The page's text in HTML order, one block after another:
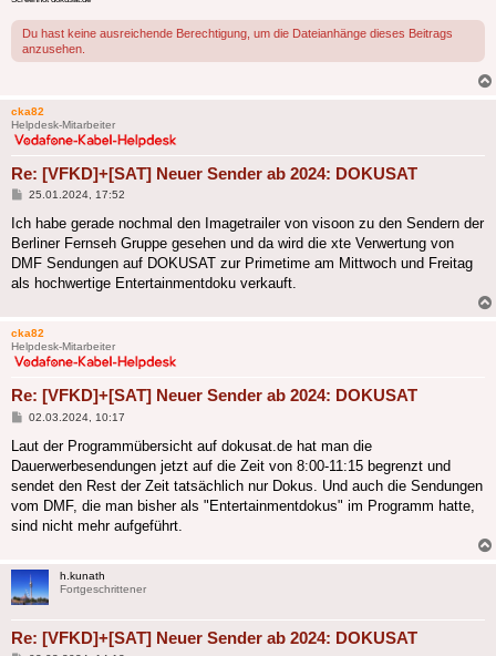
Du hast keine ausreichende Berechtigung, um die Dateianhänge dieses Beitrags
anzusehen.
cka82
Helpdesk-Mitarbeiter
Re: [VFKD]+[SAT] Neuer Sender ab 2024: DOKUSAT
Beitrag
25.01.2024, 17:52
Ich habe gerade nochmal den Imagetrailer von visoon zu den Sendern der
Berliner Fernseh Gruppe gesehen und da wird die xte Verwertung von
DMF Sendungen auf DOKUSAT zur Primetime am Mittwoch und Freitag
als hochwertige Entertainmentdoku verkauft.
cka82
Helpdesk-Mitarbeiter
Re: [VFKD]+[SAT] Neuer Sender ab 2024: DOKUSAT
Beitrag
02.03.2024, 10:17
Laut der Programmübersicht auf dokusat.de hat man die
Dauerwerbesendungen jetzt auf die Zeit von 8:00-11:15 begrenzt und
sendet den Rest der Zeit tatsächlich nur Dokus. Und auch die Sendungen
vom DMF, die man bisher als "Entertainmentdokus" im Programm hatte,
sind nicht mehr aufgeführt.
h.kunath
Fortgeschrittener
Re: [VFKD]+[SAT] Neuer Sender ab 2024: DOKUSAT